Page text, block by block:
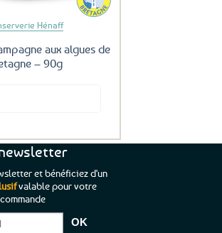
Hénaff
aux algues de
– 90g
“C’est agréable et tout aussi rassurant
de constater qu’il n’y a pas de petite
mais un client à satisfaire.”
et bénéficiez d'un
valable pour votre